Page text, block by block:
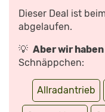
Dieser Deal ist
abgelaufen.
💡 Aber wir
Schnäppchen:
Allradantrieb
UND
SPORT“
VON
YOUTUBE